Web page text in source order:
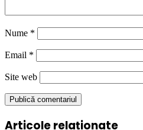
Nume *
Email *
Site web
Articole relaționate